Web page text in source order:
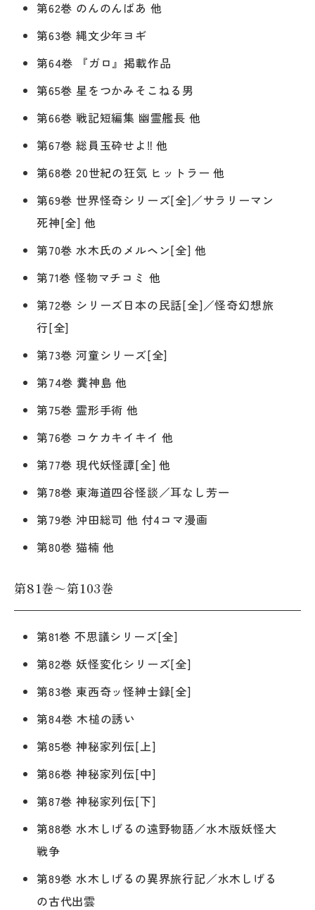
第62巻 のんのんばあ 他
第63巻 縄文少年ヨギ
第64巻 『ガロ』掲載作品
第65巻 星をつかみそこねる男
第66巻 戦記短編集 幽霊艦長 他
第67巻 総員玉砕せよ‼ 他
第68巻 20世紀の狂気 ヒットラー 他
第69巻 世界怪奇シリーズ[全]／サラリーマン
死神[全] 他
第70巻 水木氏のメルヘン[全] 他
第71巻 怪物マチコミ 他
第72巻 シリーズ日本の民話[全]／怪奇幻想旅
行[全]
第73巻 河童シリーズ[全]
第74巻 糞神島 他
第75巻 霊形手術 他
第76巻 コケカキイキイ 他
第77巻 現代妖怪譚[全] 他
第78巻 東海道四谷怪談／耳なし芳一
第79巻 沖田総司 他 付4コマ漫画
第80巻 猫楠 他
第81巻～第103巻
第81巻 不思議シリーズ[全]
第82巻 妖怪変化シリーズ[全]
第83巻 東西奇ッ怪紳士録[全]
第84巻 木槌の誘い
第85巻 神秘家列伝[上]
第86巻 神秘家列伝[中]
第87巻 神秘家列伝[下]
第88巻 水木しげるの遠野物語／水木版妖怪大
戦争
第89巻 水木しげるの異界旅行記／水木しげる
の古代出雲